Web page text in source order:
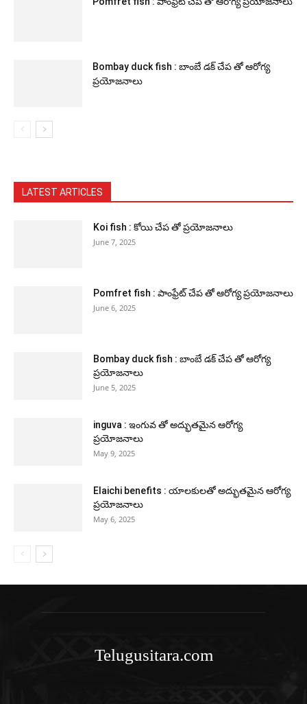
Bombay duck fish : బాంబే డక్ చేప తో ఆరోగ్య
ప్రయోజనాలు
LATEST ARTICLES
Koi fish : కోయి చేప తో ప్రయోజనాలు
June 7, 2025
Pomfret fish : పాంఫ్రేట్ చేప తో ఆరోగ్య ప్రయోజనాలు
June 6, 2025
Bombay duck fish : బాంబే డక్ చేప తో ఆరోగ్య
ప్రయోజనాలు
June 5, 2025
inguva : ఇంగువ తో అద్భుతమైన ఆరోగ్య
ప్రయోజనాలు
May 9, 2025
Elaichi benefits : యాలకులతో అద్భుతమైన ఆరోగ్య
ప్రయోజనాలు
May 6, 2025
Telugusitara.com